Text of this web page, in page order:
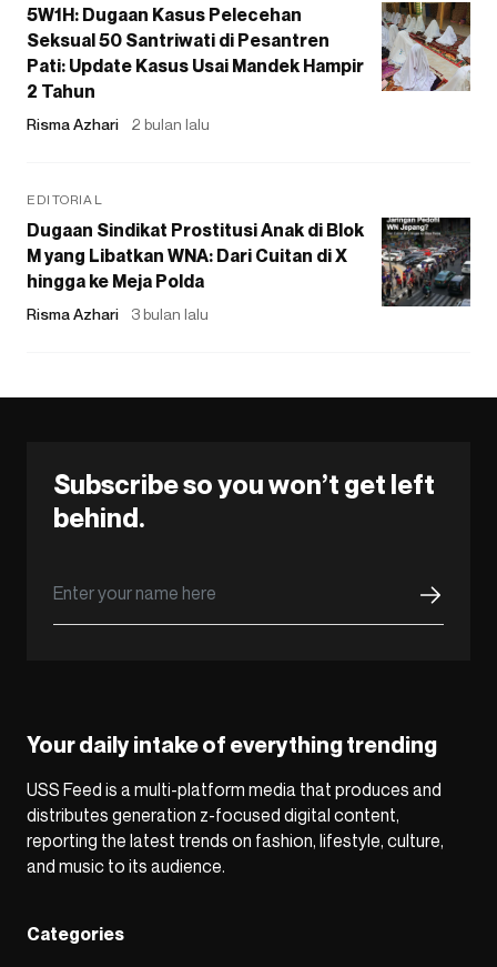
5W1H: Dugaan Kasus Pelecehan
Seksual 50 Santriwati di Pesantren
Pati: Update Kasus Usai Mandek Hampir
2 Tahun
Risma Azhari 2 bulan lalu
EDITORIAL
Dugaan Sindikat Prostitusi Anak di Blok
M yang Libatkan WNA: Dari Cuitan di X
hingga ke Meja Polda
Risma Azhari 3 bulan lalu
Subscribe so you won’t get left
behind.
Your daily intake of everything trending
USS Feed is a multi-platform media that produces and
distributes generation z-focused digital content,
reporting the latest trends on fashion, lifestyle, culture,
and music to its audience.
Categories